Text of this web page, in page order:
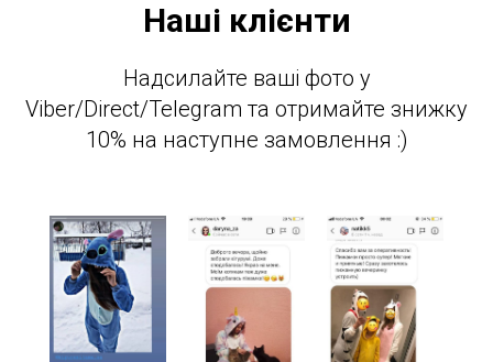
Наші клієнти
Надсилайте ваші фото у
Viber/Direct/Telegram та отримайте знижку
10% на наступне замовлення :)